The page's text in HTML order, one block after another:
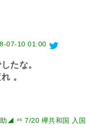
07-10 01:00
たな。
。
◢ ⁴⁶ 7/20 欅共和国 入国